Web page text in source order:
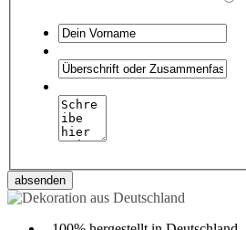
absenden